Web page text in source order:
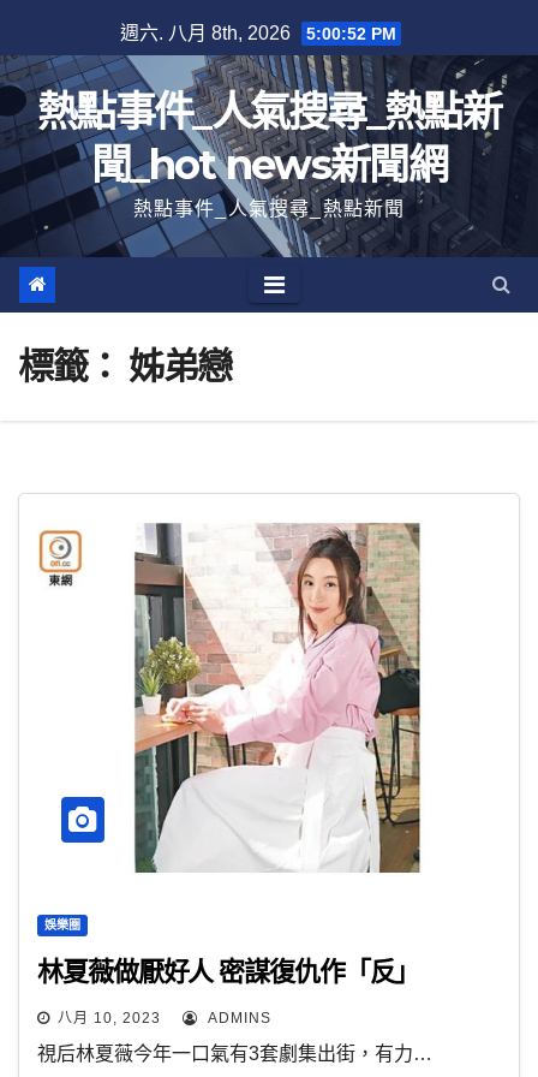
至
內
容
週六. 八月 8th, 2026 5:00:53 PM
熱點事件_人氣搜尋_熱點新
聞_hot news新聞網
熱點事件_人氣搜尋_熱點新聞
標籤： 姊弟戀
娛樂圈
林夏薇做厭好人 密謀復仇作「反」
八月 10, 2023 ADMINS
視后林夏薇今年一口氣有3套劇集出街，有力…